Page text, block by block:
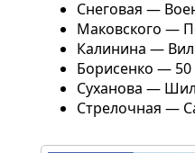
Снеговая —
Маковского —
Калинина —
Борисенко —
Суханова —
Стрелочная —